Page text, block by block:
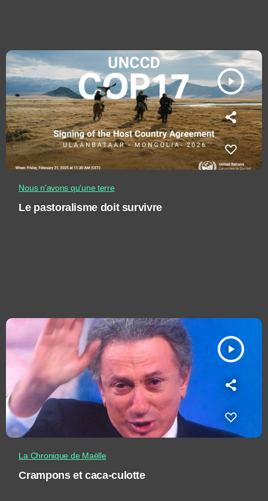
play_arrow
Nous n'avons qu'une terre
Le pastoralisme doit survivre
play_arrow
La Chronique de Maëlle
Crampons et caca-culotte